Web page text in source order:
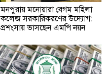
মনপুরায় মনোয়ারা বেগম মহিলা
কলেজ সরকারিকরণের উদ্যোগ:
প্রশংসায় ভাসছেন এমপি নয়ন